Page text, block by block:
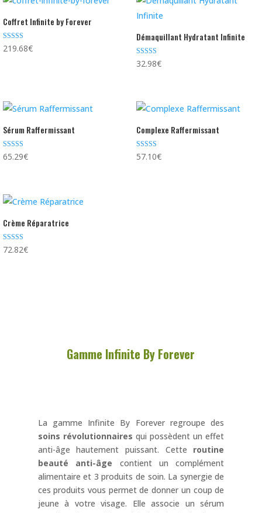
Coffret Infinite by Forever
Note
5.00
219.68€
Démaquillant Hydratant Infinite
Note
5.00
32.98€
Sérum Raffermissant
Note
5.00
65.29€
Complexe Raffermissant
Note
4.50
57.10€
Crème Réparatrice
Note
4.67
72.82€
Gamme Infinite By Forever
La gamme Infinite By Forever regroupe des
soins révolutionnaires qui possèdent un effet
anti-âge hautement puissant. Cette routine
beauté anti-âge contient un complément
alimentaire et 3 produits de soin. La synergie de
ces produits vous permet de donner un coup de
jeune à votre visage. Elle associe un sérum